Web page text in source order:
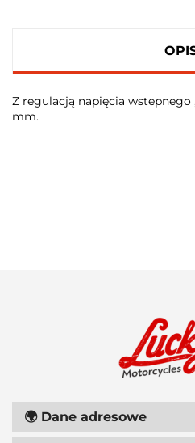
Z regulacją napięcia wstepnego
mm.
🌍 Dane adresowe